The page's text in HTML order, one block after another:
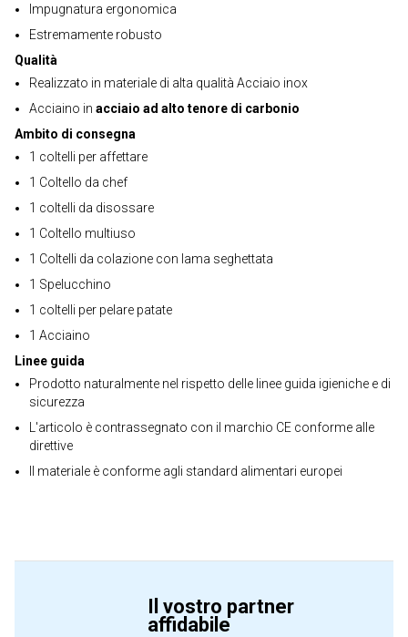
Impugnatura ergonomica
Estremamente robusto
Qualità
Realizzato in materiale di alta qualità Acciaio inox
Acciaino in acciaio ad alto tenore di carbonio
Ambito di consegna
1 coltelli per affettare
1 Coltello da chef
1 coltelli da disossare
1 Coltello multiuso
1 Coltelli da colazione con lama seghettata
1 Spelucchino
1 coltelli per pelare patate
1 Acciaino
Linee guida
Prodotto naturalmente nel rispetto delle linee guida igieniche e di
sicurezza
L'articolo è contrassegnato con il marchio CE conforme alle
direttive
Il materiale è conforme agli standard alimentari europei
Il vostro partner
affidabile